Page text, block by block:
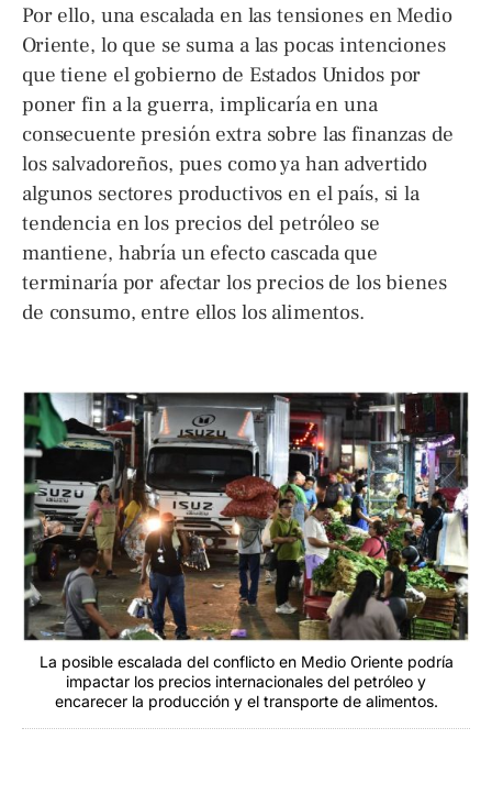
Por ello, una escalada en las tensiones en Medio
Oriente, lo que se suma a las pocas intenciones
que tiene el gobierno de Estados Unidos por
poner fin a la guerra, implicaría en una
consecuente presión extra sobre las finanzas de
los salvadoreños, pues como ya han advertido
algunos sectores productivos en el país, si la
tendencia en los precios del petróleo se
mantiene, habría un efecto cascada que
terminaría por afectar los precios de los bienes
de consumo, entre ellos los alimentos.
La posible escalada del conflicto en Medio Oriente podría
impactar los precios internacionales del petróleo y
encarecer la producción y el transporte de alimentos.